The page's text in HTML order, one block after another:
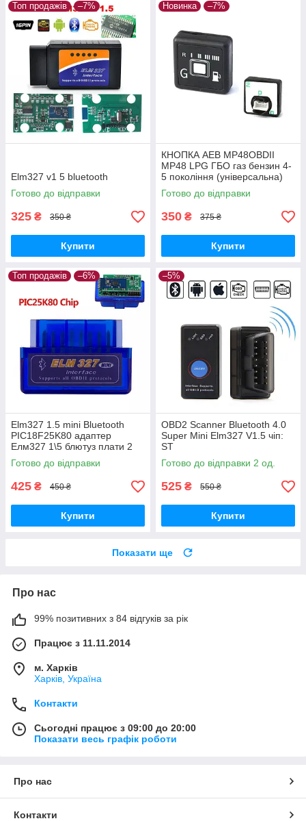
Топ продажів –7%
Elm327 v1 5 bluetooth
Готово до відправки
325 ₴ 350 ₴
Купити
Новинка –7%
КНОПКА AEB MP48OBDII
MP48 LPG ГБО газ бензин 4-
5 покоління (універсальна)
Готово до відправки
350 ₴ 375 ₴
Купити
Топ продажів –6%
Elm327 1.5 mini Bluetooth
PIC18F25K80 адаптер
Елм327 1\5 блютуз плати 2
Готово до відправки
425 ₴ 450 ₴
Купити
–5%
OBD2 Scanner Bluetooth 4.0
Super Mini Elm327 V1.5 чіп:
ST
Готово до відправки 2 од.
525 ₴ 550 ₴
Купити
Показати ще
Про нас
99% позитивних з 84 відгуків за рік
Працює з 11.11.2014
м. Харків
Харків, Україна
Контакти
Сьогодні працює з 09:00 до 20:00
Показати весь графік роботи
Про нас
Контакти